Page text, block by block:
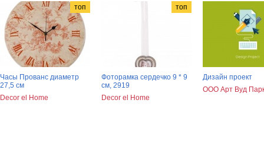
топ
Часы Прованс диаметр
27,5 см
Decor el Home
топ
Фоторамка сердечко 9 * 9
см, 2919
Decor el Home
Дизайн проект
ООО Арт Вуд